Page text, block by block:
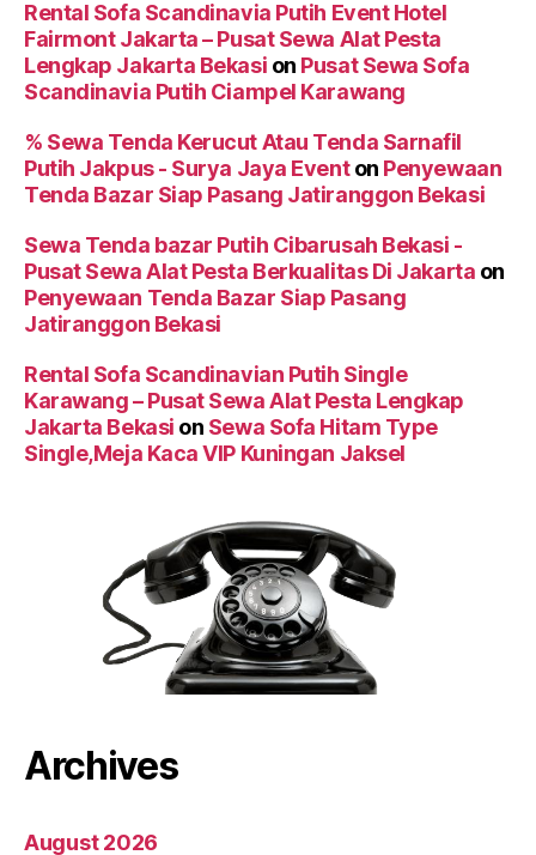
Rental Sofa Scandinavia Putih Event Hotel
Fairmont Jakarta – Pusat Sewa Alat Pesta
Lengkap Jakarta Bekasi on Pusat Sewa Sofa
Scandinavia Putih Ciampel Karawang
% Sewa Tenda Kerucut Atau Tenda Sarnafil
Putih Jakpus - Surya Jaya Eventon Penyewaan
Tenda Bazar Siap Pasang Jatiranggon Bekasi
Sewa Tenda bazar Putih Cibarusah Bekasi -
Pusat Sewa Alat Pesta Berkualitas Di Jakarta on
Penyewaan Tenda Bazar Siap Pasang
Jatiranggon Bekasi
Rental Sofa Scandinavian Putih Single
Karawang – Pusat Sewa Alat Pesta Lengkap
Jakarta Bekasi on Sewa Sofa Hitam Type
Single,Meja Kaca VIP Kuningan Jaksel
Archives
August 2026